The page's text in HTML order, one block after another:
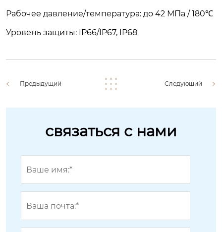
Рабочее давление/температура: до 42 МПа / 180℃
Уровень защиты: IP66/IP67, IP68
Предыдущий Следующий
связаться с нами